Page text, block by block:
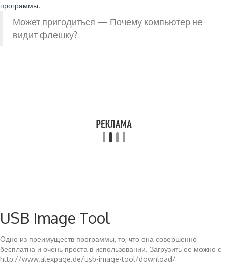
программы.
Может пригодиться — Почему компьютер не
видит флешку?
USB Image Tool
Одно из преимуществ программы, то, что она совершенно
бесплатна и очень проста в использовании. Загрузить ее можно с
http://www.alexpage.de/usb-image-tool/download/